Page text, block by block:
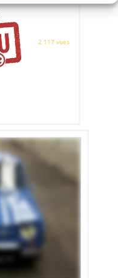
2 117 vues